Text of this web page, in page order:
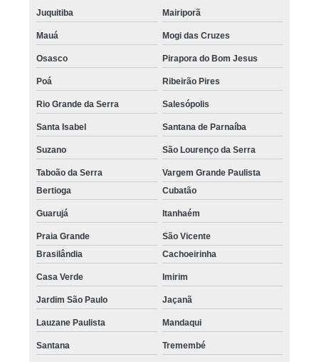
Juquitiba Mairiporã
Mauá Mogi das Cruzes
Osasco Pirapora do Bom Jesus
Poá Ribeirão Pires
Rio Grande da Serra Salesópolis
Santa Isabel Santana de Parnaíba
Suzano São Lourenço da Serra
Taboão da Serra
Vargem Grande Paulista
Bertioga
Cubatão
Guarujá Itanhaém
Praia Grande
São Vicente
Brasilândia
Cachoeirinha
Casa Verde Imirim
Jardim São Paulo Jaçanã
Lauzane Paulista Mandaqui
Santana Tremembé